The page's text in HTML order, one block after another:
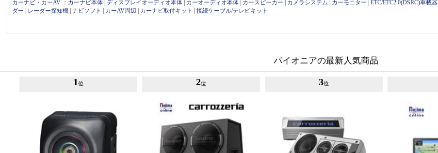
カーナビ・カーAV ： カーナビ本体 |ディスプレイオーディオ本体 カーオーディオ本体 カースピーカー カメラシステム カーモニター |ETC/ETC2.0(DSRC)車載器
ダー
レーダー探知機 |ナビソフト カーAV周辺 カーナビ取付キット |接続ケーブル/テレビキット
パイオニアの最新人気商品
1 位 2位 3位